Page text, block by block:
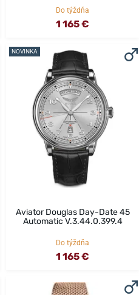
Do týždňa
1 165 €
NOVINKA
Aviator Douglas Day-Date 45
Automatic V.3.44.0.399.4
Do týždňa
1 165 €